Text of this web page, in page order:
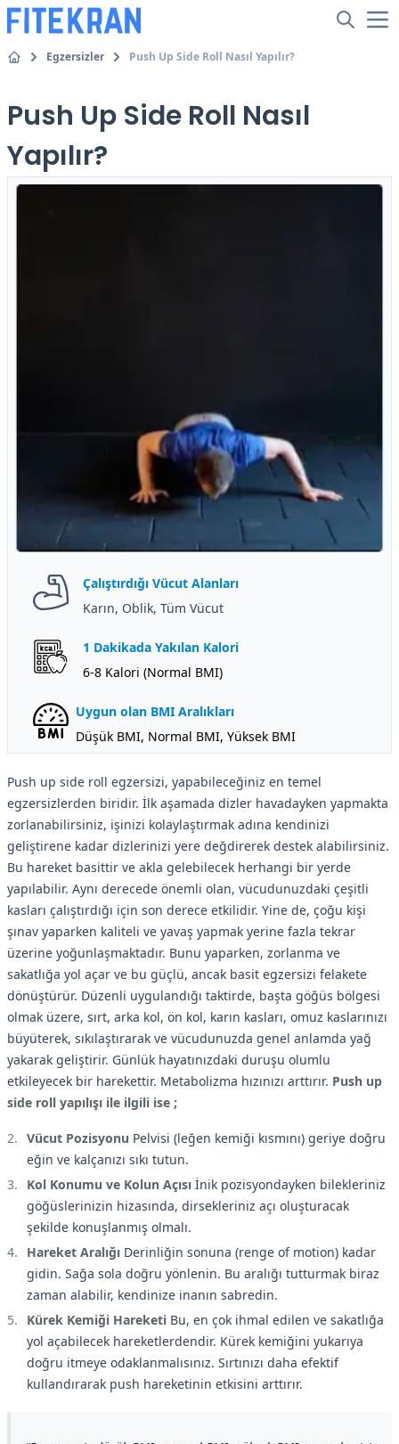
Egzersizler Push Up Side Roll Nasıl Yapılır?
Push Up Side Roll Nasıl
Yapılır?
Çalıştırdığı Vücut Alanları
Karın, Oblik, Tüm Vücut
1 Dakikada Yakılan Kalori
6-8 Kalori (Normal BMI)
Uygun olan BMI Aralıkları
Düşük BMI, Normal BMI, Yüksek BMI
Push up side roll egzersizi, yapabileceğiniz en temel
egzersizlerden biridir. İlk aşamada dizler havadayken yapmakta
zorlanabilirsiniz, işinizi kolaylaştırmak adına kendinizi
geliştirene kadar dizlerinizi yere değdirerek destek alabilirsiniz.
Bu hareket basittir ve akla gelebilecek herhangi bir yerde
yapılabilir. Aynı derecede önemli olan, vücudunuzdaki çeşitli
kasları çalıştırdığı için son derece etkilidir. Yine de, çoğu kişi
şınav yaparken kaliteli ve yavaş yapmak yerine fazla tekrar
üzerine yoğunlaşmaktadır. Bunu yaparken, zorlanma ve
sakatlığa yol açar ve bu güçlü, ancak basit egzersizi felakete
dönüştürür. Düzenli uygulandığı taktirde, başta göğüs bölgesi
olmak üzere, sırt, arka kol, ön kol, karın kasları, omuz kaslarınızı
büyüterek, sıkılaştırarak ve vücudunuzda genel anlamda yağ
yakarak geliştirir. Günlük hayatınızdaki duruşu olumlu
etkileyecek bir harekettir. Metabolizma hızınızı arttırır. Push up
side roll yapılışı ile ilgili ise ;
Vücut Pozisyonu Pelvisi (leğen kemiği kısmını) geriye doğru
eğin ve kalçanızı sıkı tutun.
Kol Konumu ve Kolun Açısı İnik pozisyondayken bilekleriniz
göğüslerinizin hizasında, dirsekleriniz açı oluşturacak
şekilde konuşlanmış olmalı.
Hareket Aralığı Derinliğin sonuna (renge of motion) kadar
gidin. Sağa sola doğru yönlenin. Bu aralığı tutturmak biraz
zaman alabilir, kendinize inanın sabredin.
Kürek Kemiği Hareketi Bu, en çok ihmal edilen ve sakatlığa
yol açabilecek hareketlerdendir. Kürek kemiğini yukarıya
doğru itmeye odaklanmalısınız. Sırtınızı daha efektif
kullandırarak push hareketinin etkisini arttırır.